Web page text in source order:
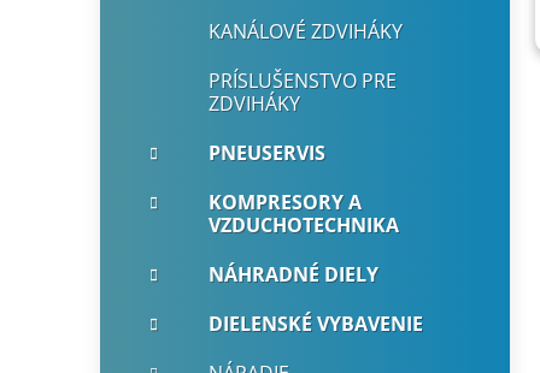
KANÁLOVÉ ZDVIHÁKY
PRÍSLUŠENSTVO PRE
ZDVIHÁKY
PNEUSERVIS
KOMPRESORY A
VZDUCHOTECHNIKA
NÁHRADNÉ DIELY
DIELENSKÉ VYBAVENIE